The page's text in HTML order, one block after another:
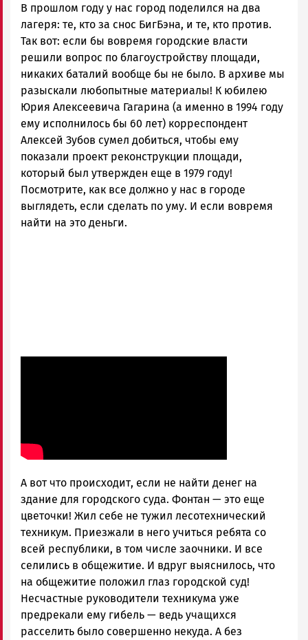
и
Карелии
|
Петрозаводск
ГОВОРИТ
В прошлом году у нас город поделился на два
лагеря: те, кто за снос БигБэна, и те, кто против.
Так вот: если бы вовремя городские власти
решили вопрос по благоустройству площади,
никаких баталий вообще бы не было. В архиве мы
разыскали любопытные материалы! К юбилею
Юрия Алексеевича Гагарина (а именно в 1994 году
ему исполнилось бы 60 лет) корреспондент
Алексей Зубов сумел добиться, чтобы ему
показали проект реконструкции площади,
который был утвержден еще в 1979 году!
Посмотрите, как все должно у нас в городе
выглядеть, если сделать по уму. И если вовремя
найти на это деньги.
А вот что происходит, если не найти денег на
здание для городского суда. Фонтан — это еще
цветочки! Жил себе не тужил лесотехнический
техникум. Приезжали в него учиться ребята со
всей республики, в том числе заочники. И все
селились в общежитие. И вдруг выяснилось, что
на общежитие положил глаз городской суд!
Несчастные руководители техникума уже
предрекали ему гибель — ведь учащихся
расселить было совершенно некуда. А без